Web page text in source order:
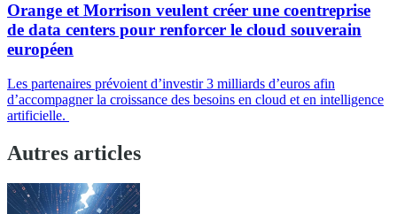
Orange et Morrison veulent créer une coentreprise
de data centers pour renforcer le cloud souverain
européen
Les partenaires prévoient d’investir 3 milliards d’euros afin
d’accompagner la croissance des besoins en cloud et en intelligence
artificielle.
Autres articles